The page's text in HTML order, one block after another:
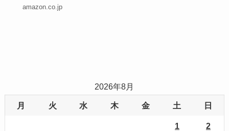
amazon.co.jp
2026年8月
月 火 水 木 金 土 日
1 2